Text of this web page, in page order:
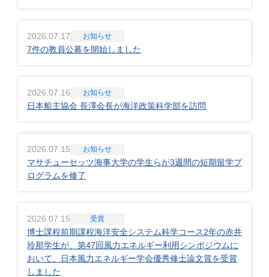
2026.07.17 お知らせ
7件の教員公募を開始しました
2026.07.16 お知らせ
日本船主協会 長澤会長が海洋政策科学部を訪問
2026.07.15 お知らせ
マサチューセッツ海事大学の学生らが3週間の短期留学プ
ログラムを修了
2026.07.15 受賞
博士課程前期課程海洋安全システム科学コース2年の赤井
玲那学生が、第47回風力エネルギー利用シンポジウムに
おいて、日本風力エネルギー学会優秀修士論文賞を受賞
しました